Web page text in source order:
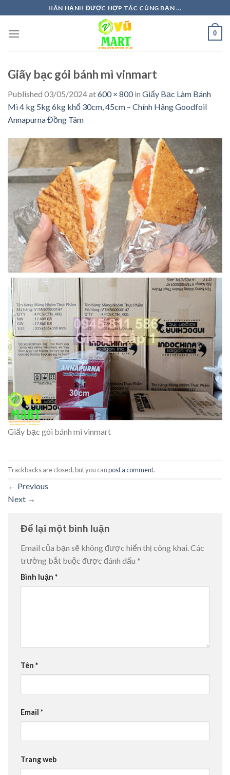
to
content
HÂN HẠNH ĐƯỢC HỢP TÁC CÙNG BẠN ...
0
Giấy bạc gói bánh mì vinmart
Published 03/05/2024at600 × 800in Giấy Bạc Làm Bánh
Mì 4 kg 5kg 6kg khổ 30cm, 45cm – Chính Hãng Goodfoil
Annapurna Đồng Tâm
Giấy bạc gói bánh mì vinmart
Trackbacks are closed, but you canpost a comment.
← Previous
Next →
Để lại một bình luận
Email của bạn sẽ không được hiển thị công khai.Các
trường bắt buộc được đánh dấu *
Bình luận *
Tên *
Email *
Trang web